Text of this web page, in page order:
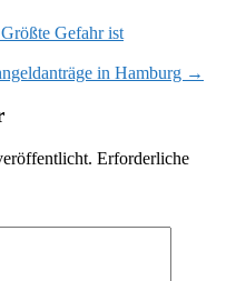
Gefahr ist
in Hamburg →
Erforderliche